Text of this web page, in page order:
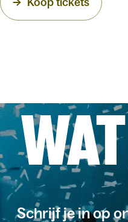
Schrijf je in op